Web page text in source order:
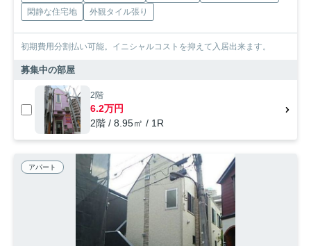
閑静な住宅地
外観タイル張り
初期費用分割払い可能。イニシャルコストを抑えて入居出来ます。
募集中の部屋
2階
6.2万円
2階 / 8.95㎡ / 1R
アパート